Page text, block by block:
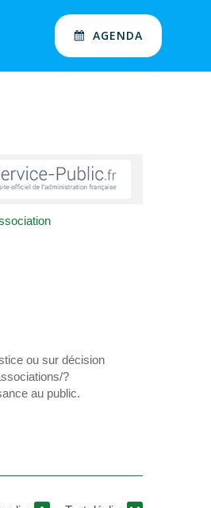
AGENDA
ou sur décision
?
au public.